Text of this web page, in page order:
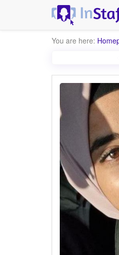
You are here: